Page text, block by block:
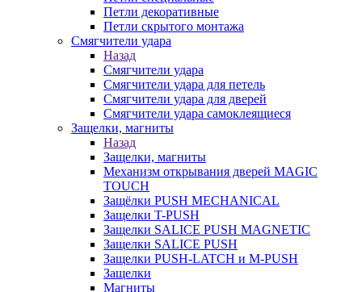
Петли декоративные
Петли скрытого монтажа
Смягчители удара
Назад
Смягчители удара
Смягчители удара для петель
Смягчители удара для дверей
Cмягчители удара самоклеящиеся
Защелки, магниты
Назад
Защелки, магниты
Механизм открывания дверей MAGIC
TOUCH
Защёлки PUSH MECHANICAL
Защелки T-PUSH
Защелки SALICE PUSH MAGNETIC
Защелки SALICE PUSH
Защелки PUSH-LATCH и M-PUSH
Защелки
Магниты